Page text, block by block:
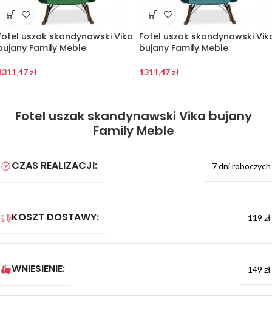
uszak skandynawski Vika
Family Meble
zł
Fotel uszak skandynawski
bujany Family Meble
1311,47 zł
Fotel uszak skandynawski Vika bujany
Family Meble
CZAS REALIZACJI: 7 dni roboczych
KOSZT DOSTAWY: 119 zł
WNIESIENIE: 149 zł